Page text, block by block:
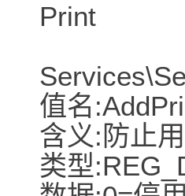
Print
值名
含义:防止
类型